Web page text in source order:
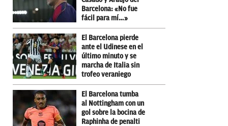
Barcelona: «No fue
fácil para mí…»
El Barcelona pierde
ante el Udinese en el
último minuto y se
marcha de Italia sin
trofeo veraniego
El Barcelona tumba
al Nottingham con un
gol sobre la bocina de
Raphinha de penalti